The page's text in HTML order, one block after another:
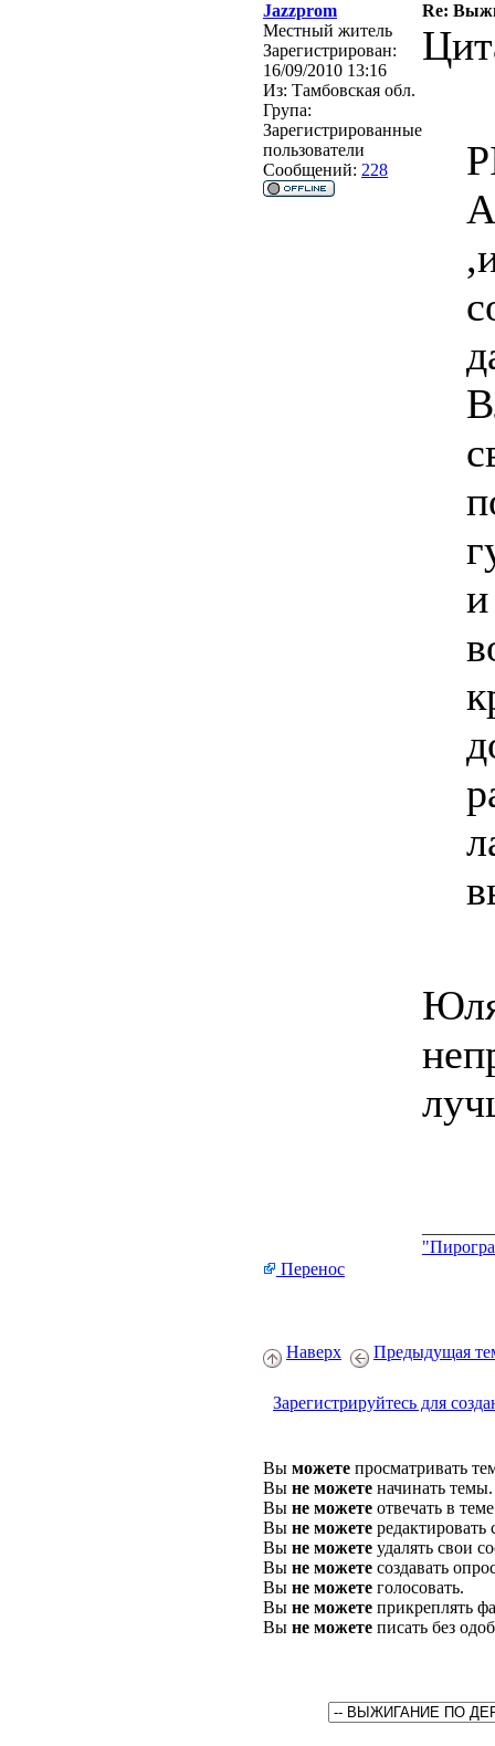
Jazzprom
Re:
Местный житель
Зарегистрирован:
16/09/2010 13:16
Из: Тамбовская обл.
Група:
Зарегистрированные
пользователи
Сообщений: 228
Перенос
Наверх Предыдущая
Зарегистрируйтесь для
Вы можете просматривать
Вы не можете начинать темы.
Вы не можете отвечать в
Вы не можете
Вы не можете удалять свои
Вы не можете создавать
Вы не можете голосовать.
Вы не можете прикреплять
Вы не можете писать без